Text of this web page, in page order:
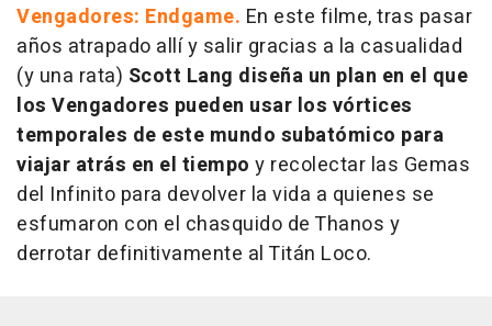
Vengadores: Endgame. En este filme, tras pasar
años atrapado allí y salir gracias a la casualidad
(y una rata) Scott Lang diseña un plan en el que
los Vengadores pueden usar los vórtices
temporales de este mundo subatómico para
viajar atrás en el tiempo y recolectar las Gemas
del Infinito para devolver la vida a quienes se
esfumaron con el chasquido de Thanos y
derrotar definitivamente al Titán Loco.